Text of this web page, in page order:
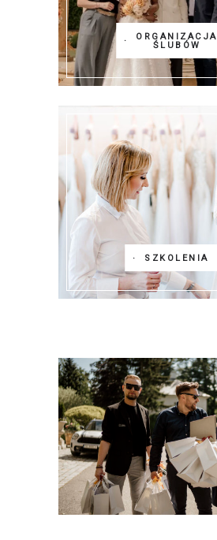
ORGANIZACJA
ŚLUBÓW
SZKOLENIA